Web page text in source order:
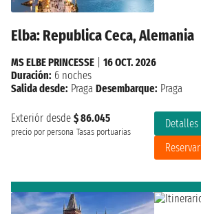
Elba: Republica Ceca, Alemania
Exteriór desde $ 86.045
precio por persona Tasas portuarias
Detalles
Reservar
MS ELBE PRINCESSE
16 OCT. 2026
Duración: 6 noches
Salida desde: Praga Desembarque: Praga